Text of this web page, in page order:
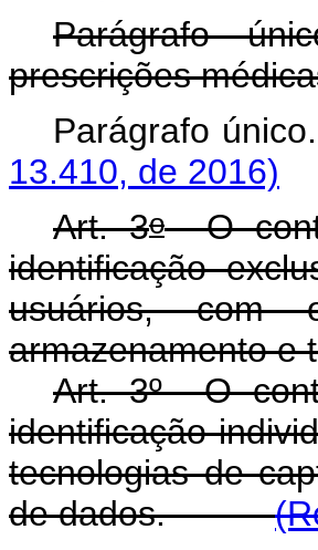
Parágrafo
prescrições
Parágrafo
13.410, de 2016)
Art. 3oO
identificação
usuários, com
armazenamento e
Art. 3º O
identificação
tecnologias de
de dados.